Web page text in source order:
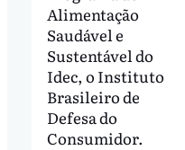
Alimentação
Saudável e
Sustentável do
Idec, o Instituto
Brasileiro de
Defesa do
Consumidor.